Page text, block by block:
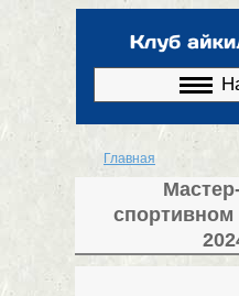
Вы здесь
Главная
спортивном